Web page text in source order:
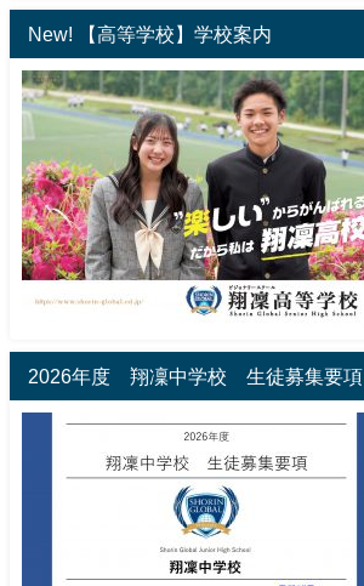
New! 【高等学校】学校案内
2026年度 翔凜中学校 生徒募集要項